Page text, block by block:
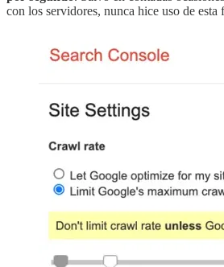
con los servidores, nunca hice uso de esta